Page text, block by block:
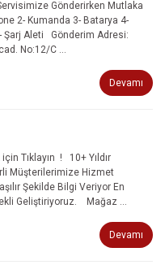
Gönderirken Mutlaka
2- Kumanda 3- Batarya 4-
Şarj Aleti Gönderim Adresi:
No:12/C ...
Devamı
Tıklayın ! 10+ Yıldır
Müşterilerimize Hizmet
Şekilde Bilgi Veriyor En
Geliştiriyoruz. Mağaz ...
Devamı